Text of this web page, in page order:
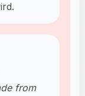
from